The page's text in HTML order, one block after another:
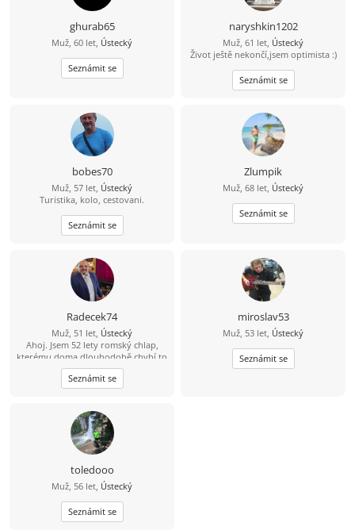
ghurab65
Muž, 60 let, Ústecký
Seznámit se
naryshkin1202
Muž, 61 let, Ústecký
Život ještě nekončí,jsem optimista :)
Seznámit se
bobes70
Muž, 57 let, Ústecký
Turistika, kolo, cestovani.
Seznámit se
Zlumpik
Muž, 68 let, Ústecký
Seznámit se
Radecek74
Muž, 51 let, Ústecký
Ahoj. Jsem 52 lety romský chlap,
kterému doma dlouhodobě chybí to
nejdůležitější – obyčejné lidské
objetí, opora, porozumění a
intimita. Na nic si nehraju a nechci
rovinu, jak to je. Hledám normální a
upřímnou ženu na diskrétní, ale
přátelský vztah plný vzájemné
podpory. Mohu ti nabídnout
spolehlivost a férové jednání.
Hledám někoho, s kým si budeme
dávat najevo, že o sebe stojíme, a
budeme si vzájemně oporou v tom,
co prožíváme. Pokud ti také chybí
blízkost a nevadí ti má situace, ozvi
Seznámit se
miroslav53
Muž, 53 let, Ústecký
Seznámit se
toledooo
Muž, 56 let, Ústecký
Seznámit se